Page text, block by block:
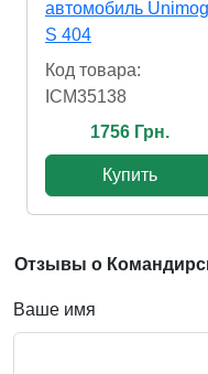
автомобиль Unimog
S 404
Код товара:
ICM35138
1756 Грн.
Купить
Отзывы о
Ваше имя